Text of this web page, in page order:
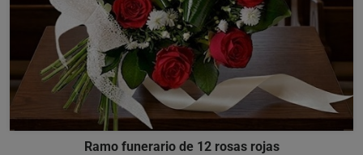
Ramo funerario de 12 rosas rojas